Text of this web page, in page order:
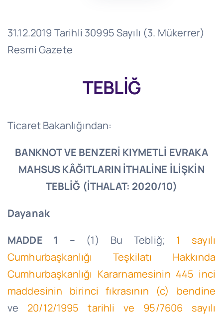
31.12.2019 Tarihli 30995 Sayılı (3. Mükerrer)
Resmi Gazete
TEBLİĞ
Ticaret Bakanlığından:
BANKNOT VE BENZERİ KIYMETLİ EVRAKA
MAHSUS KÂĞITLARIN İTHALİNE İLİŞKİN
TEBLİĞ (İTHALAT: 2020/10)
Dayanak
MADDE 1 – (1) Bu Tebliğ; 1 sayılı
Cumhurbaşkanlığı Teşkilatı Hakkında
Cumhurbaşkanlığı Kararnamesinin 445 inci
maddesinin birinci fıkrasının (c) bendine
ve 20/12/1995 tarihli ve 95/7606 sayılı